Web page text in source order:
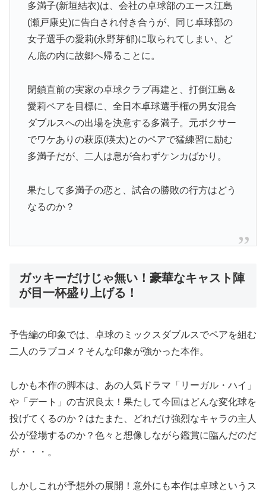
多満子(新垣結衣)は、会社の卓球部のエース江島
(瀬戸康史)に告白され付き合うが、同じ卓球部の
女子選手の愛莉(永野芽郁)に取られてしまい、ど
ん底の内に故郷へ帰ることに。
閉鎖直前の実家の卓球クラブ再建と、打倒江島＆
愛莉ペアを目標に、全日本卓球選手権の男女混合
ダブルスへの出場を決意する多満子。元ボクサー
でワケありの萩原(瑛太)とのペアで猛練習に励む
多満子だが、二人は息が合わずケンカばかり。
果たして多満子の恋と、試合の勝敗の行方はどう
なるのか？
ガッキーだけじゃ無い！豪華なキャスト陣
が目一杯盛り上げる！
予告編の印象では、卓球のミックスダブルスでペアを組む
二人のラブコメ？そんな印象が強かった本作。
しかも本作の脚本は、あの人気ドラマ「リーガル・ハイ」
や「デート」の古沢良太！果たして今回はどんな変化球を
投げてくるのか？はたまた、どれだけ強烈なキャラの主人
公が登場するのか？色々と想像しながら鑑賞に臨んだのだ
が・・・。
しかしこれが予想外の展開！意外にも本作は卓球というス